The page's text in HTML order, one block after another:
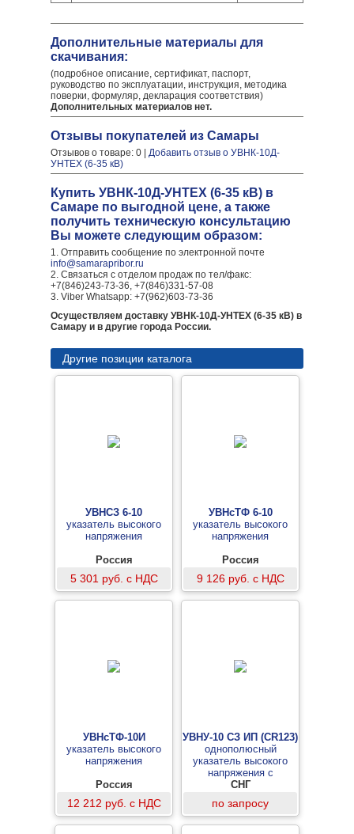
Дополнительные материалы для
скачивания:
(подробное описание, сертификат, паспорт,
руководство по эксплуатации, инструкция, методика
поверки, формуляр, декларация соответствия)
Дополнительных материалов нет.
Отзывы покупателей из Самары
Отзывов о товаре: 0 | Добавить отзыв о УВНК-10Д-
УНТЕХ (6-35 кВ)
Купить УВНК-10Д-УНТЕХ (6-35 кВ) в
Самаре по выгодной цене, а также
получить техническую консультацию
Вы можете следующим образом:
1. Отправить сообщение по электронной почте
info@samarapribor.ru
2. Связаться с отделом продаж по тел/факс:
+7(846)243-73-36, +7(846)331-57-08
3. Viber Whatsapp: +7(962)603-73-36
Осуществляем доставку УВНК-10Д-УНТЕХ (6-35 кВ) в
Самару и в другие города России.
Другие позиции каталога
УВНСЗ 6-10
указатель высокого
напряжения
Россия
5 301 руб. с НДС
УВНсТФ 6-10
указатель высокого
напряжения
Россия
9 126 руб. с НДС
УВНсТФ-10И
указатель высокого
напряжения
Россия
12 212 руб. с НДС
УВНУ-10 СЗ ИП (CR123)
однополюсный
указатель высокого
напряжения с
самопроверкой и
CR123 (срок службы 10
лет)
СНГ
по запросу